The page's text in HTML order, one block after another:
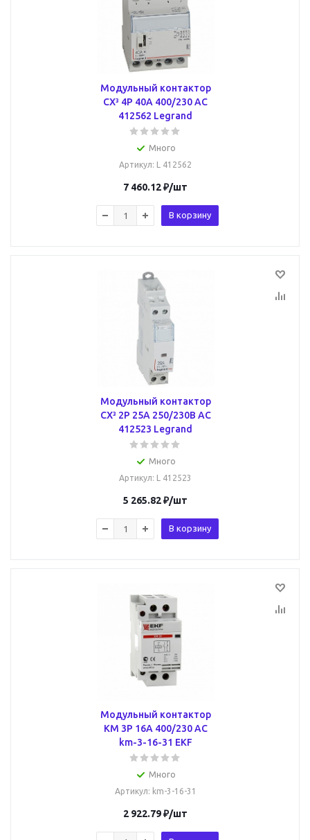
Модульный контактор
CX³ 4P 40А 400/230 AC
412562 Legrand
Много
Артикул: L 412562
7 460.12₽/шт
В корзину
Модульный контактор
CX³ 2P 25А 250/230В AC
412523 Legrand
Много
Артикул: L 412523
5 265.82₽/шт
В корзину
Модульный контактор
КМ 3P 16А 400/230 AC
km-3-16-31 EKF
Много
Артикул: km-3-16-31
2 922.79₽/шт